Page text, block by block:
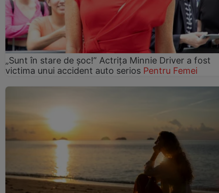
„Sunt în stare de șoc!” Actrița Minnie Driver a fost
victima unui accident auto serios Pentru Femei